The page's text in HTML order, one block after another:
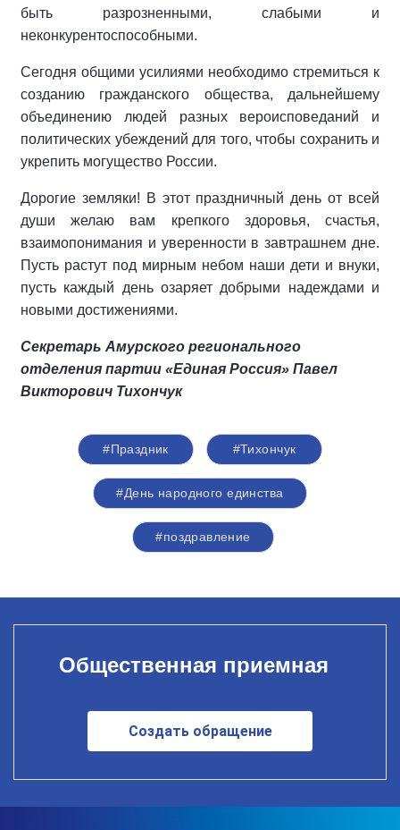
быть разрозненными, слабыми и
неконкурентоспособными.
Сегодня общими усилиями необходимо стремиться к
созданию гражданского общества, дальнейшему
объединению людей разных вероисповеданий и
политических убеждений для того, чтобы сохранить и
укрепить могущество России.
Дорогие земляки! В этот праздничный день от всей
души желаю вам крепкого здоровья, счастья,
взаимопонимания и уверенности в завтрашнем дне.
Пусть растут под мирным небом наши дети и внуки,
пусть каждый день озаряет добрыми надеждами и
новыми достижениями.
Секретарь Амурского регионального
отделения партии «Единая Россия» Павел
Викторович Тихончук
#Праздник #Тихончук
#День народного единства
#поздравление
Общественная приемная
Создать обращение